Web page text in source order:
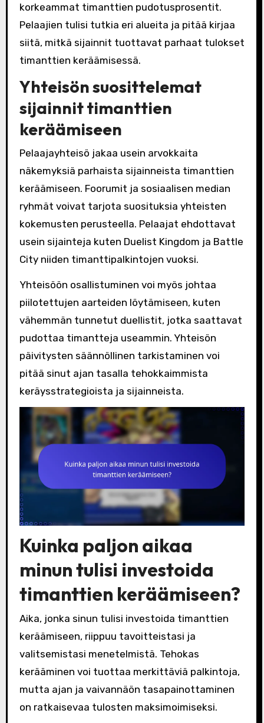
korkeammat timanttien pudotusprosentit.
Pelaajien tulisi tutkia eri alueita ja pitää kirjaa
siitä, mitkä sijainnit tuottavat parhaat tulokset
timanttien keräämisessä.
Yhteisön suosittelemat
sijainnit timanttien
keräämiseen
Pelaajayhteisö jakaa usein arvokkaita
näkemyksiä parhaista sijainneista timanttien
keräämiseen. Foorumit ja sosiaalisen median
ryhmät voivat tarjota suosituksia yhteisten
kokemusten perusteella. Pelaajat ehdottavat
usein sijainteja kuten Duelist Kingdom ja Battle
City niiden timanttipalkintojen vuoksi.
Yhteisöön osallistuminen voi myös johtaa
piilotettujen aarteiden löytämiseen, kuten
vähemmän tunnetut duellistit, jotka saattavat
pudottaa timantteja useammin. Yhteisön
päivitysten säännöllinen tarkistaminen voi
pitää sinut ajan tasalla tehokkaimmista
keräysstrategioista ja sijainneista.
Kuinka paljon aikaa
minun tulisi investoida
timanttien keräämiseen?
Aika, jonka sinun tulisi investoida timanttien
keräämiseen, riippuu tavoitteistasi ja
valitsemistasi menetelmistä. Tehokas
kerääminen voi tuottaa merkittäviä palkintoja,
mutta ajan ja vaivannäön tasapainottaminen
on ratkaisevaa tulosten maksimoimiseksi.